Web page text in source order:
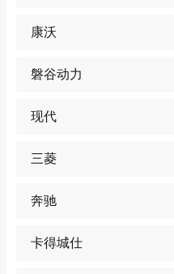
康沃
磐谷动力
现代
三菱
奔驰
卡得城仕